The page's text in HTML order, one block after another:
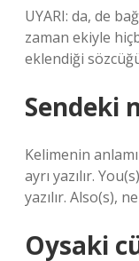
UYARI: da, de
zaman ekiyle
eklendiği
Sendeki
Kelimenin
ayrı yazılır.
yazılır. Also(s),
Oysaki